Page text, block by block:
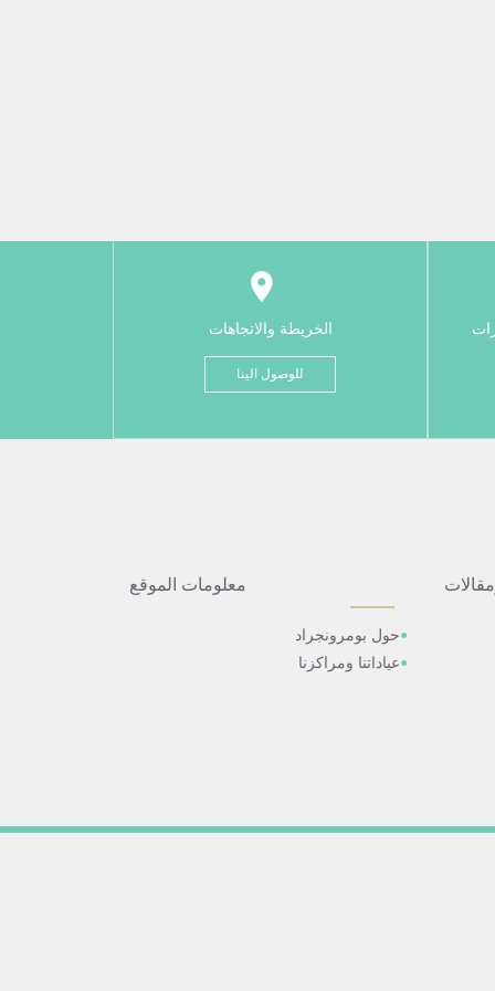
الخريطة والاتجاهات
للوصول الينا
معلومات الموقع
حول بومرونجراد
عياداتنا ومراكزنا